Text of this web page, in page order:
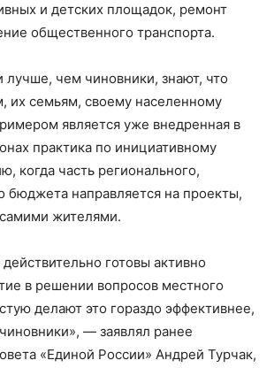
и детских площадок, ремонт
общественного транспорта.
лучше, чем чиновники, знают, что
их семьям, своему населенному
является уже внедренная в
практика по инициативному
когда часть регионального,
бюджета направляется на проекты,
жителями.
готовы активно
в решении вопросов местного
делают это гораздо эффективнее,
— заявлял ранее
«Единой России» Андрей Турчак,